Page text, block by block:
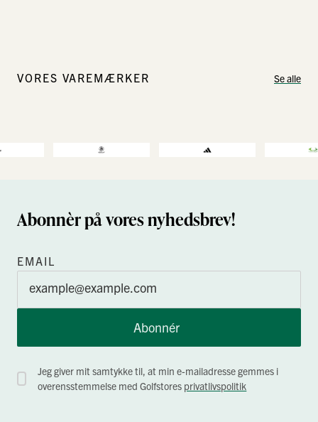
VORES VAREMÆRKER Se alle
Abonnèr på vores nyhedsbrev!
EMAIL
Abonnér
Jeg giver mit samtykke til, at min e-mailadresse gemmes i
overensstemmelse med Golfstores privatlivspolitik